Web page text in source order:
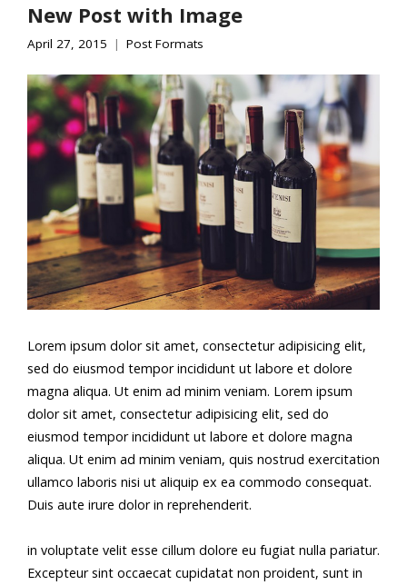
New Post with Image
April 27, 2015 Post Formats
Lorem ipsum dolor sit amet, consectetur adipisicing elit,
sed do eiusmod tempor incididunt ut labore et dolore
magna aliqua. Ut enim ad minim veniam. Lorem ipsum
dolor sit amet, consectetur adipisicing elit, sed do
eiusmod tempor incididunt ut labore et dolore magna
aliqua. Ut enim ad minim veniam, quis nostrud exercitation
ullamco laboris nisi ut aliquip ex ea commodo consequat.
Duis aute irure dolor in reprehenderit.
in voluptate velit esse cillum dolore eu fugiat nulla pariatur.
Excepteur sint occaecat cupidatat non proident, sunt in